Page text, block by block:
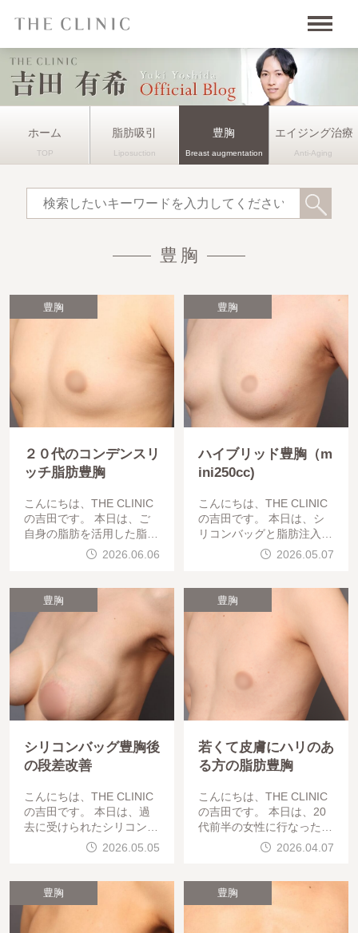
ホーム 脂肪吸引 豊胸 エイジング治療
豊胸
豊胸
２０代のコンデンスリ
ッチ脂肪豊胸
こんにちは、THE CLINIC
の吉田です。 本日は、ご
自身の脂肪を活用した脂肪
豊胸の術後3ヶ月目の症例
ンデンスリッチ豊胸）
2026.06.06
豊胸
ハイブリッド豊胸（m
ini250cc)
こんにちは、THE CLINIC
の吉田です。 本日は、シ
リコンバッグと脂肪注入を
組み合わせた「ハイブリッ
をご紹介します。今回のゲ
ストは、実際よりもバス
2026.05.07
豊胸
シリコンバッグ豊胸後
の段差改善
こんにちは、THE CLINIC
の吉田です。 本日は、過
去に受けられたシリコンバ
ッグ豊胸後の「不自然な輪
郭」を改善した、術後2ヶ
。施術の概要施術名：段差
レス
2026.05.05
豊胸
若くて皮膚にハリのあ
る方の脂肪豊胸
こんにちは、THE CLINIC
の吉田です。 本日は、20
代前半の女性に行なった「
コンデンスリッチ豊胸」の
術後3ヶ月目の症例をご紹
もバストの悩みは深く、特
に「痩せ型で
2026.04.07
豊胸 豊胸